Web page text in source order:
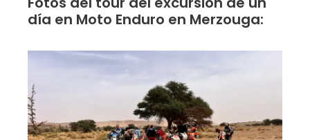
día en Moto Enduro en Merzouga: